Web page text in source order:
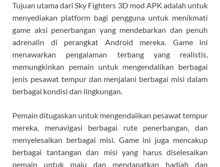
Tujuan utama dari Sky Fighters 3D mod APK adalah untuk
menyediakan platform bagi pengguna untuk menikmati
game aksi penerbangan yang mendebarkan dan penuh
adrenalin di perangkat Android mereka. Game ini
menawarkan pengalaman terbang yang realistis,
memungkinkan pemain untuk mengendalikan berbagai
jenis pesawat tempur dan menjalani berbagai misi dalam
berbagai kondisi dan lingkungan.
Pemain ditugaskan untuk mengendalikan pesawat tempur
mereka, menavigasi berbagai rute penerbangan, dan
menyelesaikan berbagai misi. Game ini juga mencakup
berbagai tantangan dan misi yang harus diselesaikan
pemain untuk maju dan mendapatkan hadiah dan